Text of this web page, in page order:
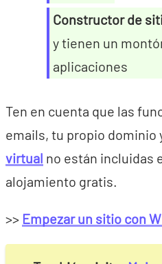
Constructor de
y tienen un
aplicaciones
Ten en cuenta que las
emails, tu propio dominio
virtual no están incluidas
alojamiento gratis.
>> Empezar un sitio con